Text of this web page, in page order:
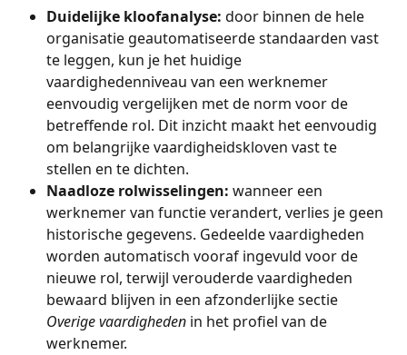
Duidelijke kloofanalyse: door binnen de hele
organisatie geautomatiseerde standaarden vast
te leggen, kun je het huidige
vaardighedenniveau van een werknemer
eenvoudig vergelijken met de norm voor de
betreffende rol. Dit inzicht maakt het eenvoudig
om belangrijke vaardigheidskloven vast te
stellen en te dichten.
Naadloze rolwisselingen: wanneer een
werknemer van functie verandert, verlies je geen
historische gegevens. Gedeelde vaardigheden
worden automatisch vooraf ingevuld voor de
nieuwe rol, terwijl verouderde vaardigheden
bewaard blijven in een afzonderlijke sectie
Overige vaardigheden in het profiel van de
werknemer.